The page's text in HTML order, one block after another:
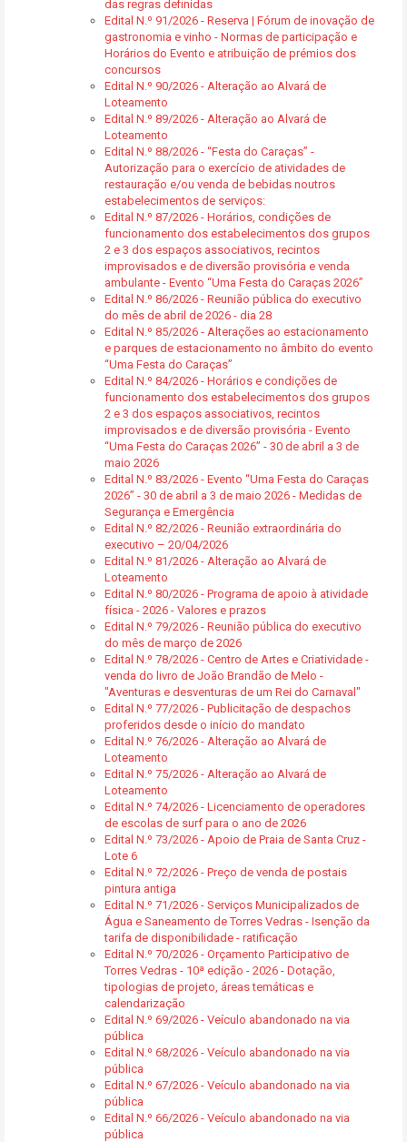
das regras definidas
Edital N.º 91/2026 - Reserva | Fórum de inovação de
gastronomia e vinho - Normas de participação e
Horários do Evento e atribuição de prémios dos
concursos
Edital N.º 90/2026 - Alteração ao Alvará de
Loteamento
Edital N.º 89/2026 - Alteração ao Alvará de
Loteamento
Edital N.º 88/2026 - “Festa do Caraças” -
Autorização para o exercício de atividades de
restauração e/ou venda de bebidas noutros
estabelecimentos de serviços:
Edital N.º 87/2026 - Horários, condições de
funcionamento dos estabelecimentos dos grupos
2 e 3 dos espaços associativos, recintos
improvisados e de diversão provisória e venda
ambulante - Evento “Uma Festa do Caraças 2026”
Edital N.º 86/2026 - Reunião pública do executivo
do mês de abril de 2026 - dia 28
Edital N.º 85/2026 - Alterações ao estacionamento
e parques de estacionamento no âmbito do evento
“Uma Festa do Caraças”
Edital N.º 84/2026 - Horários e condições de
funcionamento dos estabelecimentos dos grupos
2 e 3 dos espaços associativos, recintos
improvisados e de diversão provisória - Evento
“Uma Festa do Caraças 2026” - 30 de abril a 3 de
maio 2026
Edital N.º 83/2026 - Evento “Uma Festa do Caraças
2026” - 30 de abril a 3 de maio 2026 - Medidas de
Segurança e Emergência
Edital N.º 82/2026 - Reunião extraordinária do
executivo – 20/04/2026
Edital N.º 81/2026 - Alteração ao Alvará de
Loteamento
Edital N.º 80/2026 - Programa de apoio à atividade
física - 2026 - Valores e prazos
Edital N.º 79/2026 - Reunião pública do executivo
do mês de março de 2026
Edital N.º 78/2026 - Centro de Artes e Criatividade -
venda do livro de João Brandão de Melo -
"Aventuras e desventuras de um Rei do Carnaval"
Edital N.º 77/2026 - Publicitação de despachos
proferidos desde o início do mandato
Edital N.º 76/2026 - Alteração ao Alvará de
Loteamento
Edital N.º 75/2026 - Alteração ao Alvará de
Loteamento
Edital N.º 74/2026 - Licenciamento de operadores
de escolas de surf para o ano de 2026
Edital N.º 73/2026 - Apoio de Praia de Santa Cruz -
Lote 6
Edital N.º 72/2026 - Preço de venda de postais
pintura antiga
Edital N.º 71/2026 - Serviços Municipalizados de
Água e Saneamento de Torres Vedras - Isenção da
tarifa de disponibilidade - ratificação
Edital N.º 70/2026 - Orçamento Participativo de
Torres Vedras - 10ª edição - 2026 - Dotação,
tipologias de projeto, áreas temáticas e
calendarização
Edital N.º 69/2026 - Veículo abandonado na via
pública
Edital N.º 68/2026 - Veículo abandonado na via
pública
Edital N.º 67/2026 - Veículo abandonado na via
pública
Edital N.º 66/2026 - Veículo abandonado na via
pública